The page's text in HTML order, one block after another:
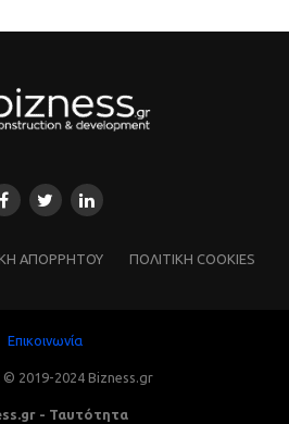
ΑΠΟΡΡΗΤΟΥ ΠΟΛΙΤΙΚΗ COOKIES
Επικοινωνία
2019-2024 Bizness.gr
- Ταυτότητα